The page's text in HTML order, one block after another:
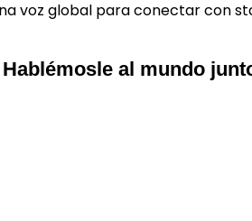
voz global para conectar con
al mundo